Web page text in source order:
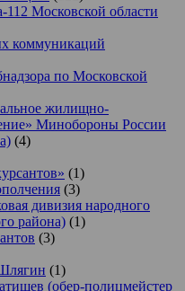
Московской области
коммуникаций
по Московской
жилищно-
Минобороны России
(4)
(1)
(3)
дивизия народного
района) (1)
(3)
(1)
(обер-полицмейстер